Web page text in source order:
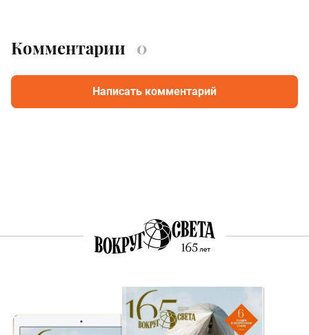
Комментарии 0
Написать комментарий